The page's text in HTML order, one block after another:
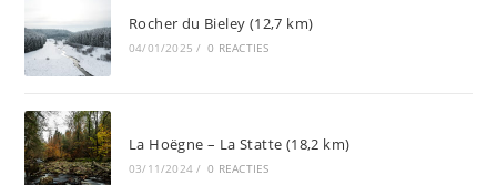
Rocher du Bieley (12,7 km)
04/01/2025 / 0 REACTIES
La Hoëgne – La Statte (18,2 km)
03/11/2024 / 0 REACTIES